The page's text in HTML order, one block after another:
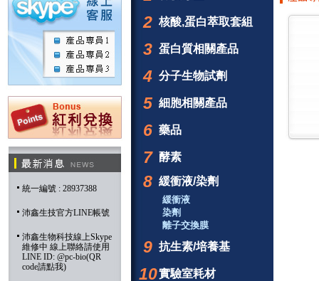
統一編號 : 28937388
沛鑫生技官方LINE帳號
沛鑫生物科技線上Skype
維修中 線上聯絡請使用
LINE ID: @pc-bio(QR
code請點我)
2 核酸,蛋白萃取套組
3 蛋白質相關產品
4 分子生物試劑
5 細胞相關產品
6 藥品
7 酵素
8 緩衝液/染劑
緩衝液
染劑
離子交換膜
9 抗生素/培養基
10實驗室耗材